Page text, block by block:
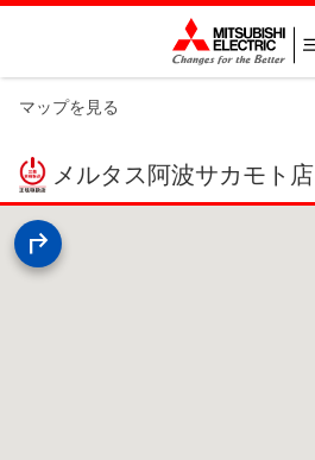
マップを見る
メルタス阿波サカモト店